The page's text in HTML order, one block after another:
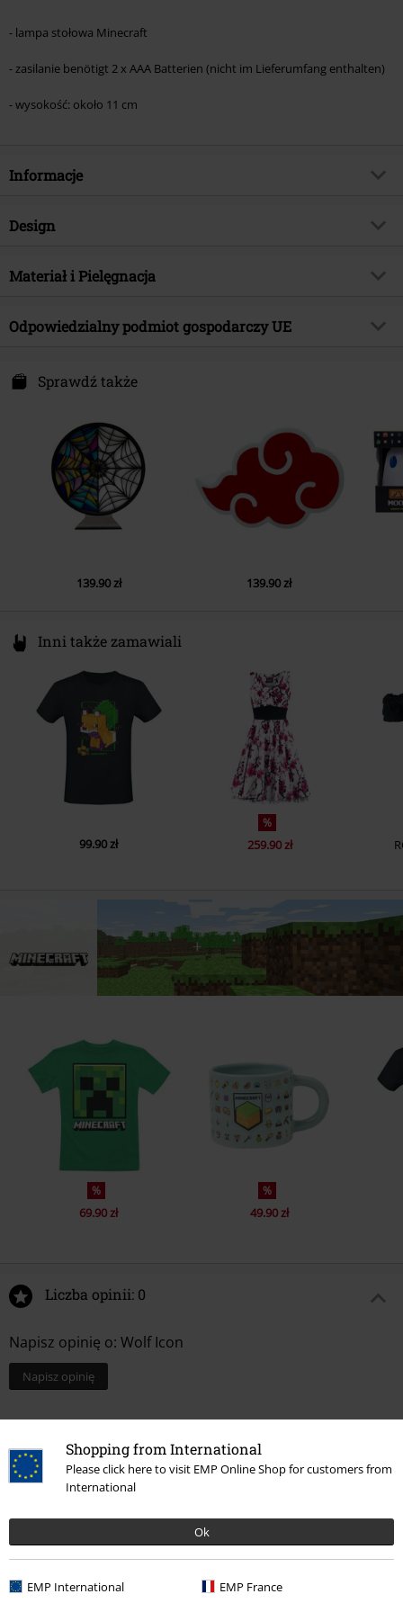
Shopping from International
Please click here to visit EMP Online Shop for customers from
International
Ok
EMP International EMP France
- lampa stołowa Minecraft
- zasilanie benötigt 2 x AAA Batterien (nicht im Lieferumfang enthalten)
- wysokość: około 11 cm
Informacje
Numer artykułu
Kategoria produktu
Merch dla Fanów, Gry, Prezenty
Entertainment
Minecraft
Design
Rodzaj artykułu
Materiał i Pielęgnacja
Materiał wierzchni Tworzywa sztuczne
Odpowiedzialny podmiot gospodarczy UE
Chemin du pre Neuf 350
info@paladone.com
Sprawdź także
139.90 zł 139.90 zł
Inni także zamawiali
99.90 zł
%
259.90 zł
%
69.90 zł
%
49.90 zł
Liczba opinii: 0
Napisz opinię o: Wolf Icon
Napisz opinię